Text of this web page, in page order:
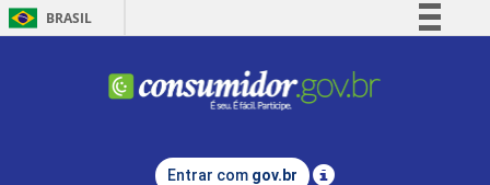
BRASIL
Comunica BR
Entrar com gov.br